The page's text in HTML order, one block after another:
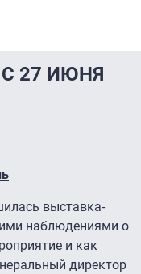
27 ИЮНЯ
выставка-
наблюдениями о
и как
директор